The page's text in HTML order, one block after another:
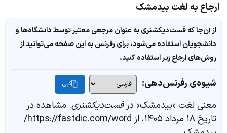
ارجاع به لغت بیدمشک
از آن‌جا که فست‌دیکشنری به عنوان مرجعی معتبر توسط دانشگاه‌ها و
دانشجویان استفاده می‌شود، برای رفرنس به این صفحه می‌توانید از
روش‌های ارجاع زیر استفاده کنید.
شیوه‌ی رفرنس‌دهی: کپی
معنی لغت «بیدمشک» درفست‌دیکشنری. مشاهده در
تاریخ ۱۸ مرداد ۱۴۰۵، از https://fastdic.com/word/